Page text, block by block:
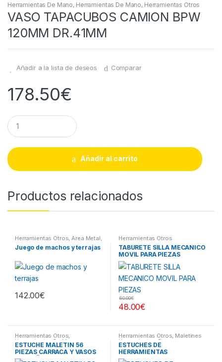
Herramientas De Mano, Herramientas De Mano, Herramientas Otros
VASO TAPACUBOS CAMION BPW
120MM DR.41MM
Añadir a la lista de deseos Comparar
178.50€
Q
u
a
t
i
Añadir al carrito
Productos relacionados
Herramientas Otros Area Metal,
Roscas, Herramientas
Maletines Herramientas,
otros
Juego de machos y terrajas
142.00€
Herramientas Otros
TABURETE SILLA MECANICO
MOVIL PARA PIEZAS
48.00€
60.00€
Herramientas Otros,
Herramientas De Mano,
Herramientas De Mano,
Maletines Herramientas,
Extractores, Compresímetros,
ESTUCHE MALETIN 56
PIEZAS CARRACA Y VASOS
PEQUEÑOS
Herramientas Otros, Maletines
Herramientas, Extractores,
Compresímetros, otros
ESTUCHES DE
HERRAMIENTAS